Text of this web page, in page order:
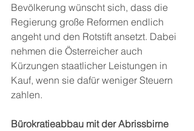
Bevölkerung wünscht sich, dass die
Regierung große Reformen endlich
angeht und den Rotstift ansetzt. Dabei
nehmen die Österreicher auch
Kürzungen staatlicher Leistungen in
Kauf, wenn sie dafür weniger Steuern
zahlen.
Bürokratieabbau mit der Abrissbirne